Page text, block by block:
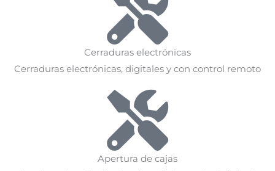
Cerraduras electrónicas
Cerraduras electrónicas, digitales y con control remoto
Apertura de cajas